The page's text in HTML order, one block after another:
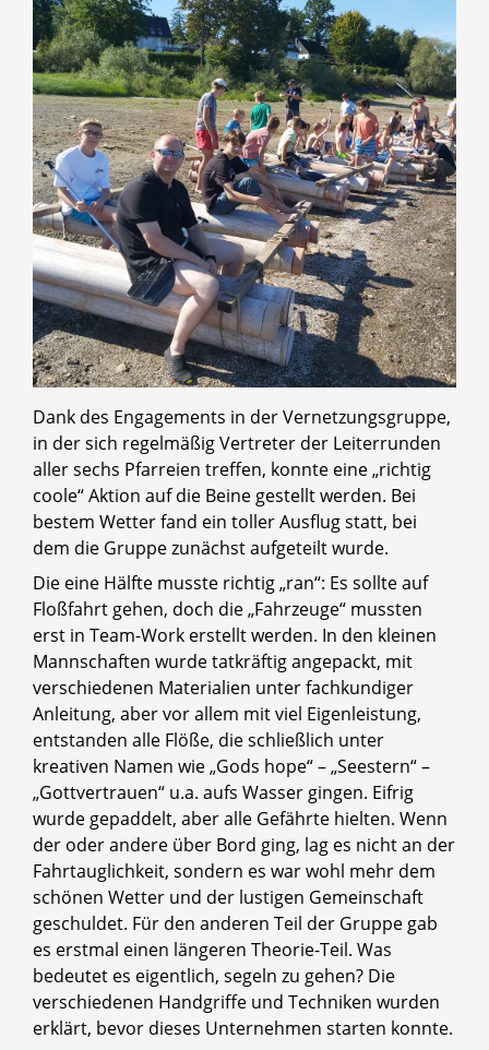
Dank des Engagements in der Vernetzungsgruppe,
in der sich regelmäßig Vertreter der Leiterrunden
aller sechs Pfarreien treffen, konnte eine „richtig
coole“ Aktion auf die Beine gestellt werden. Bei
bestem Wetter fand ein toller Ausflug statt, bei
dem die Gruppe zunächst aufgeteilt wurde.
Die eine Hälfte musste richtig „ran“: Es sollte auf
Floßfahrt gehen, doch die „Fahrzeuge“ mussten
erst in Team-Work erstellt werden. In den kleinen
Mannschaften wurde tatkräftig angepackt, mit
verschiedenen Materialien unter fachkundiger
Anleitung, aber vor allem mit viel Eigenleistung,
entstanden alle Flöße, die schließlich unter
kreativen Namen wie „Gods hope“ – „Seestern“ –
„Gottvertrauen“ u.a. aufs Wasser gingen. Eifrig
wurde gepaddelt, aber alle Gefährte hielten. Wenn
der oder andere über Bord ging, lag es nicht an der
Fahrtauglichkeit, sondern es war wohl mehr dem
schönen Wetter und der lustigen Gemeinschaft
geschuldet. Für den anderen Teil der Gruppe gab
es erstmal einen längeren Theorie-Teil. Was
bedeutet es eigentlich, segeln zu gehen? Die
verschiedenen Handgriffe und Techniken wurden
erklärt, bevor dieses Unternehmen starten konnte.